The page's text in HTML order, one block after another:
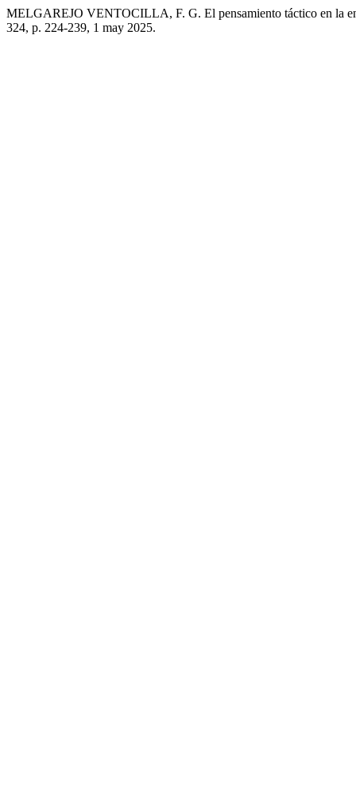
MELGAREJO VENTOCILLA, F. G. El pensamiento táctico en la
324, p. 224-239, 1 may 2025.